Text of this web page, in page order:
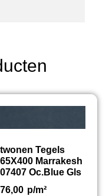
Tegels
Marrakesh
Oc.Blue Gls
76,00 p/m²